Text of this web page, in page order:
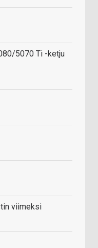
5070 Ti -ketju
viimeksi